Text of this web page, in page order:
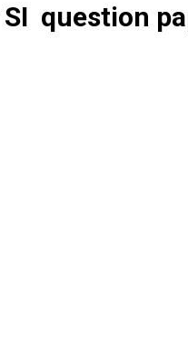
question